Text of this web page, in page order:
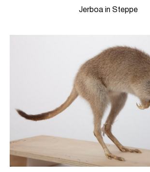
Jerboa in Steppe